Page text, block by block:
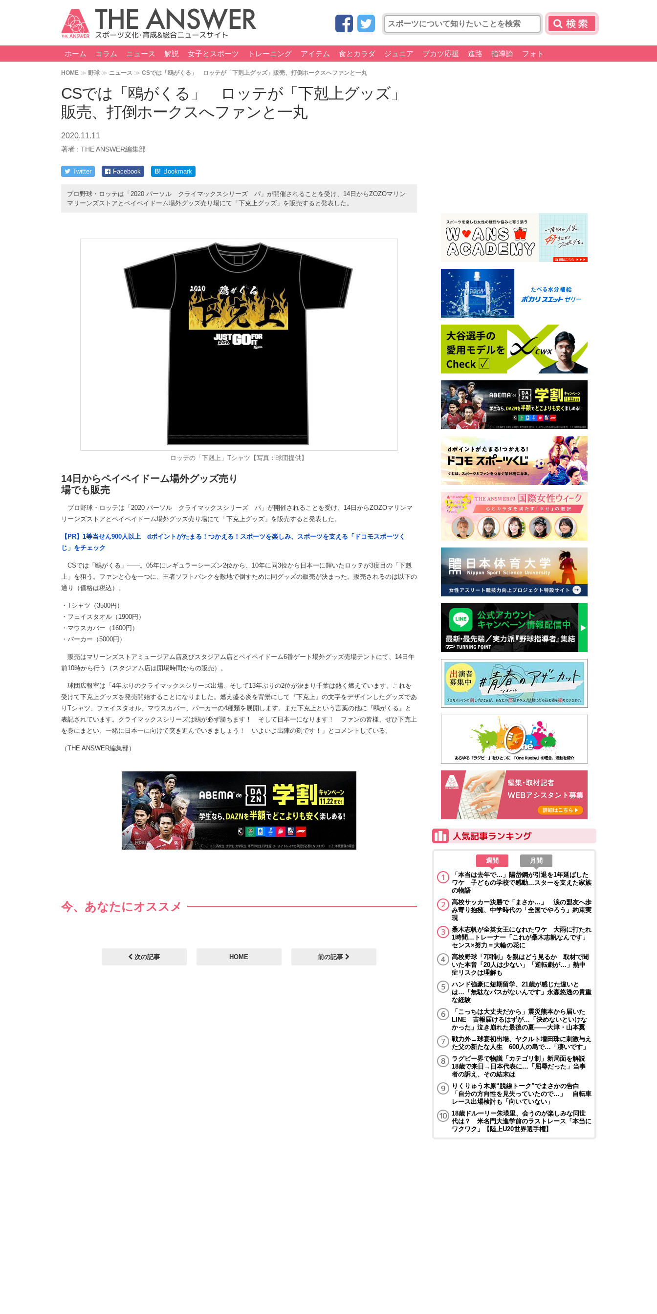
ホーム コラム ニュース 解説 女子とスポーツ トレーニング アイテム 食とカラダ ジュニア ブカツ応援 進路 指導論 フォト
HOME 野球 ニュース CSでは「鴎がくる」 ロッテが「下剋上グッズ」販売、打倒ホークスへファンと一丸
CSでは「鴎がくる」 ロッテが「下剋上グッズ」
販売、打倒ホークスへファンと一丸
2020.11.11
著者 : THE ANSWER編集部
Twitter Facebook B! Bookmark
プロ野球・ロッテは「2020 パーソル クライマックスシリーズ パ」が開催されることを受け、14日からZOZOマリン
マリーンズストアとペイペイドーム場外グッズ売り場にて「下克上グッズ」を販売すると発表した。
ロッテの「下剋上」Tシャツ【写真：球団提供】
14日からペイペイドーム場外グッズ売り
場でも販売
プロ野球・ロッテは「2020 パーソル クライマックスシリーズ パ」が開催されることを受け、14日からZOZOマリンマ
リーンズストアとペイペイドーム場外グッズ売り場にて「下克上グッズ」を販売すると発表した。
【PR】1等当せん900人以上 dポイントがたまる！つかえる！スポーツを楽しみ、スポーツを支える「ドコモスポーツく
じ」をチェック
CSでは「鴎がくる」――。05年にレギュラーシーズン2位から、10年に同3位から日本一に輝いたロッテが3度目の「下剋
上」を狙う。ファンと心を一つに、王者ソフトバンクを敵地で倒すために同グッズの販売が決まった。販売されるのは以下の
通り（価格は税込）。
・Tシャツ（3500円）
・フェイスタオル（1900円）
・マウスカバー（1600円）
・パーカー（5000円）
販売はマリーンズストアミュージアム店及びスタジアム店とペイペイドーム6番ゲート場外グッズ売場テントにて、14日午
前10時から行う（スタジアム店は開場時間からの販売）。
球団広報室は「4年ぶりのクライマックスシリーズ出場、そして13年ぶりの2位が決まり千葉は熱く燃えています。これを
受けて下克上グッズを発売開始することになりました。燃え盛る炎を背景にして『下克上』の文字をデザインしたグッズであ
りTシャツ、フェイスタオル、マウスカバー、パーカーの4種類を展開します。また下克上という言葉の他に『鴎がくる』と
表記されています。クライマックスシリーズは鴎が必ず勝ちます！ そして日本一になります！ ファンの皆様、ぜひ下克上
を身にまとい、一緒に日本一に向けて突き進んでいきましょう！ いよいよ出陣の刻です！」とコメントしている。
（THE ANSWER編集部）
今、あなたにオススメ
次の記事 HOME 前の記事
週間
月間
「本当は去年で…」陽岱鋼が引退を1年延ばした
ワケ 子どもの学校で感動…スターを支えた家族
の物語
高校サッカー決勝で「まさか…」 涙の盟友へ歩
み寄り抱擁、中学時代の「全国でやろう」約束実
現
桑木志帆が全英女王になれたワケ 大雨に打たれ
1時間…トレーナー「これが桑木志帆なんです」
センス×努力＝大輪の花に
高校野球「7回制」を親はどう見るか 取材で聞
いた本音「20人は少ない」「逆転劇が…」熱中
症リスクは理解も
ハンド強豪に短期留学、21歳が感じた違いと
は…「無駄なパスがないんです」永森悠透の貴重
な経験
「こっちは大丈夫だから」震災熊本から届いた
LINE 吉報届けるはずが…「決めないといけな
かった」泣き崩れた最後の夏――大津・山本翼
戦力外→球宴初出場、ヤクルト増田珠に刺激与え
た父の新たな人生 600人の島で…「凄いです」
ラグビー界で物議「カテゴリ制」新局面を解説
18歳で来日→日本代表に…「屈辱だった」当事
者の訴え、その結末は
りくりゅう木原“脱線トーク”でまさかの告白
「自分の方向性を見失っていたので…」 自転車
レース出場検討も「向いていない」
18歳ドルーリー朱瑛里、会うのが楽しみな同世
代は？ 米名門大進学前のラストレース「本当に
ワクワク」【陸上U20世界選手権】